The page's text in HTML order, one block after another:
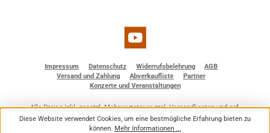
YouTube
Impressum Datenschutz Widerrufsbelehrung
AGB
Versand und Zahlung
Abverkaufliste
Partner
Konzerte und Veranstaltungen
Alle Preise inkl. gesetzl. Mehrwertsteuer zzgl.Versandkostenund ggf.
Nachnahmegebühren, wenn nicht anders angegeben.
© 2026 BF - Dienstleistungen - Alle Rechte vorbehalten. Theme by
Diese Website verwendet Cookies, um eine bestmögliche Erfahrung bieten zu
können. Mehr Informationen ...